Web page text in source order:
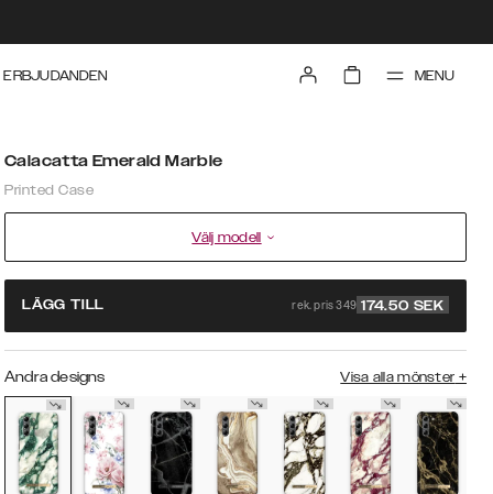
ERBJUDANDEN MENU
Calacatta Emerald Marble
Printed Case
Välj modell
LÄGG TILL rek. pris 349 174.50 SEK
Andra designs Visa alla mönster +